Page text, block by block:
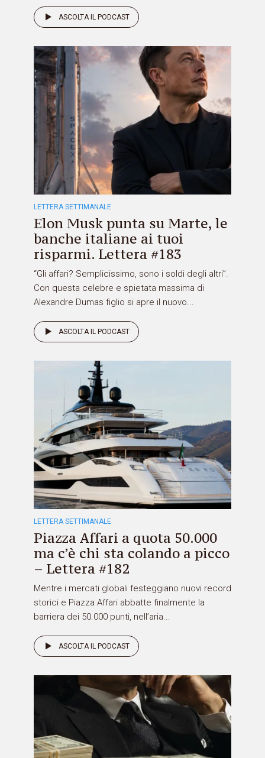
ASCOLTA IL PODCAST
LETTERA SETTIMANALE
Elon Musk punta su Marte, le
banche italiane ai tuoi
risparmi. Lettera #183
“Gli affari? Semplicissimo, sono i soldi degli altri”.
Con questa celebre e spietata massima di
Alexandre Dumas figlio si apre il nuovo...
ASCOLTA IL PODCAST
LETTERA SETTIMANALE
Piazza Affari a quota 50.000
ma c’è chi sta colando a picco
– Lettera #182
Mentre i mercati globali festeggiano nuovi record
storici e Piazza Affari abbatte finalmente la
barriera dei 50.000 punti, nell’aria...
ASCOLTA IL PODCAST